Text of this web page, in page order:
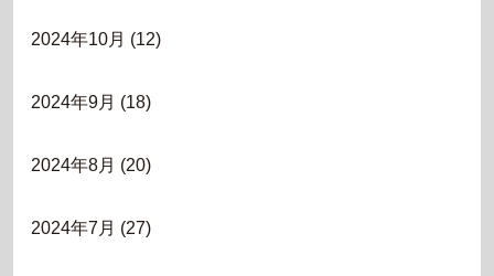
2024年10月 (12)
2024年9月 (18)
2024年8月 (20)
2024年7月 (27)